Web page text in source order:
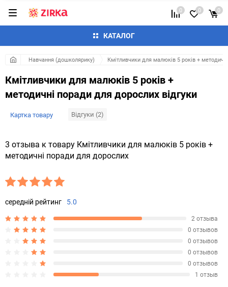
КАТАЛОГ
0 0 0
Навчання (дошколярику) Кмітливчики для малюків 5 років +
Кмітливчики для малюків 5 років +
методичні поради для дорослих відгуки
Картка товару Відгуки (2)
3 отзыва к товару Кмітливчики для малюків 5 років +
методичні поради для дорослих
5.0
середній рейтинг
2 отзыва
0 отзывов
0 отзывов
0 отзывов
0 отзывов
1 отзыв